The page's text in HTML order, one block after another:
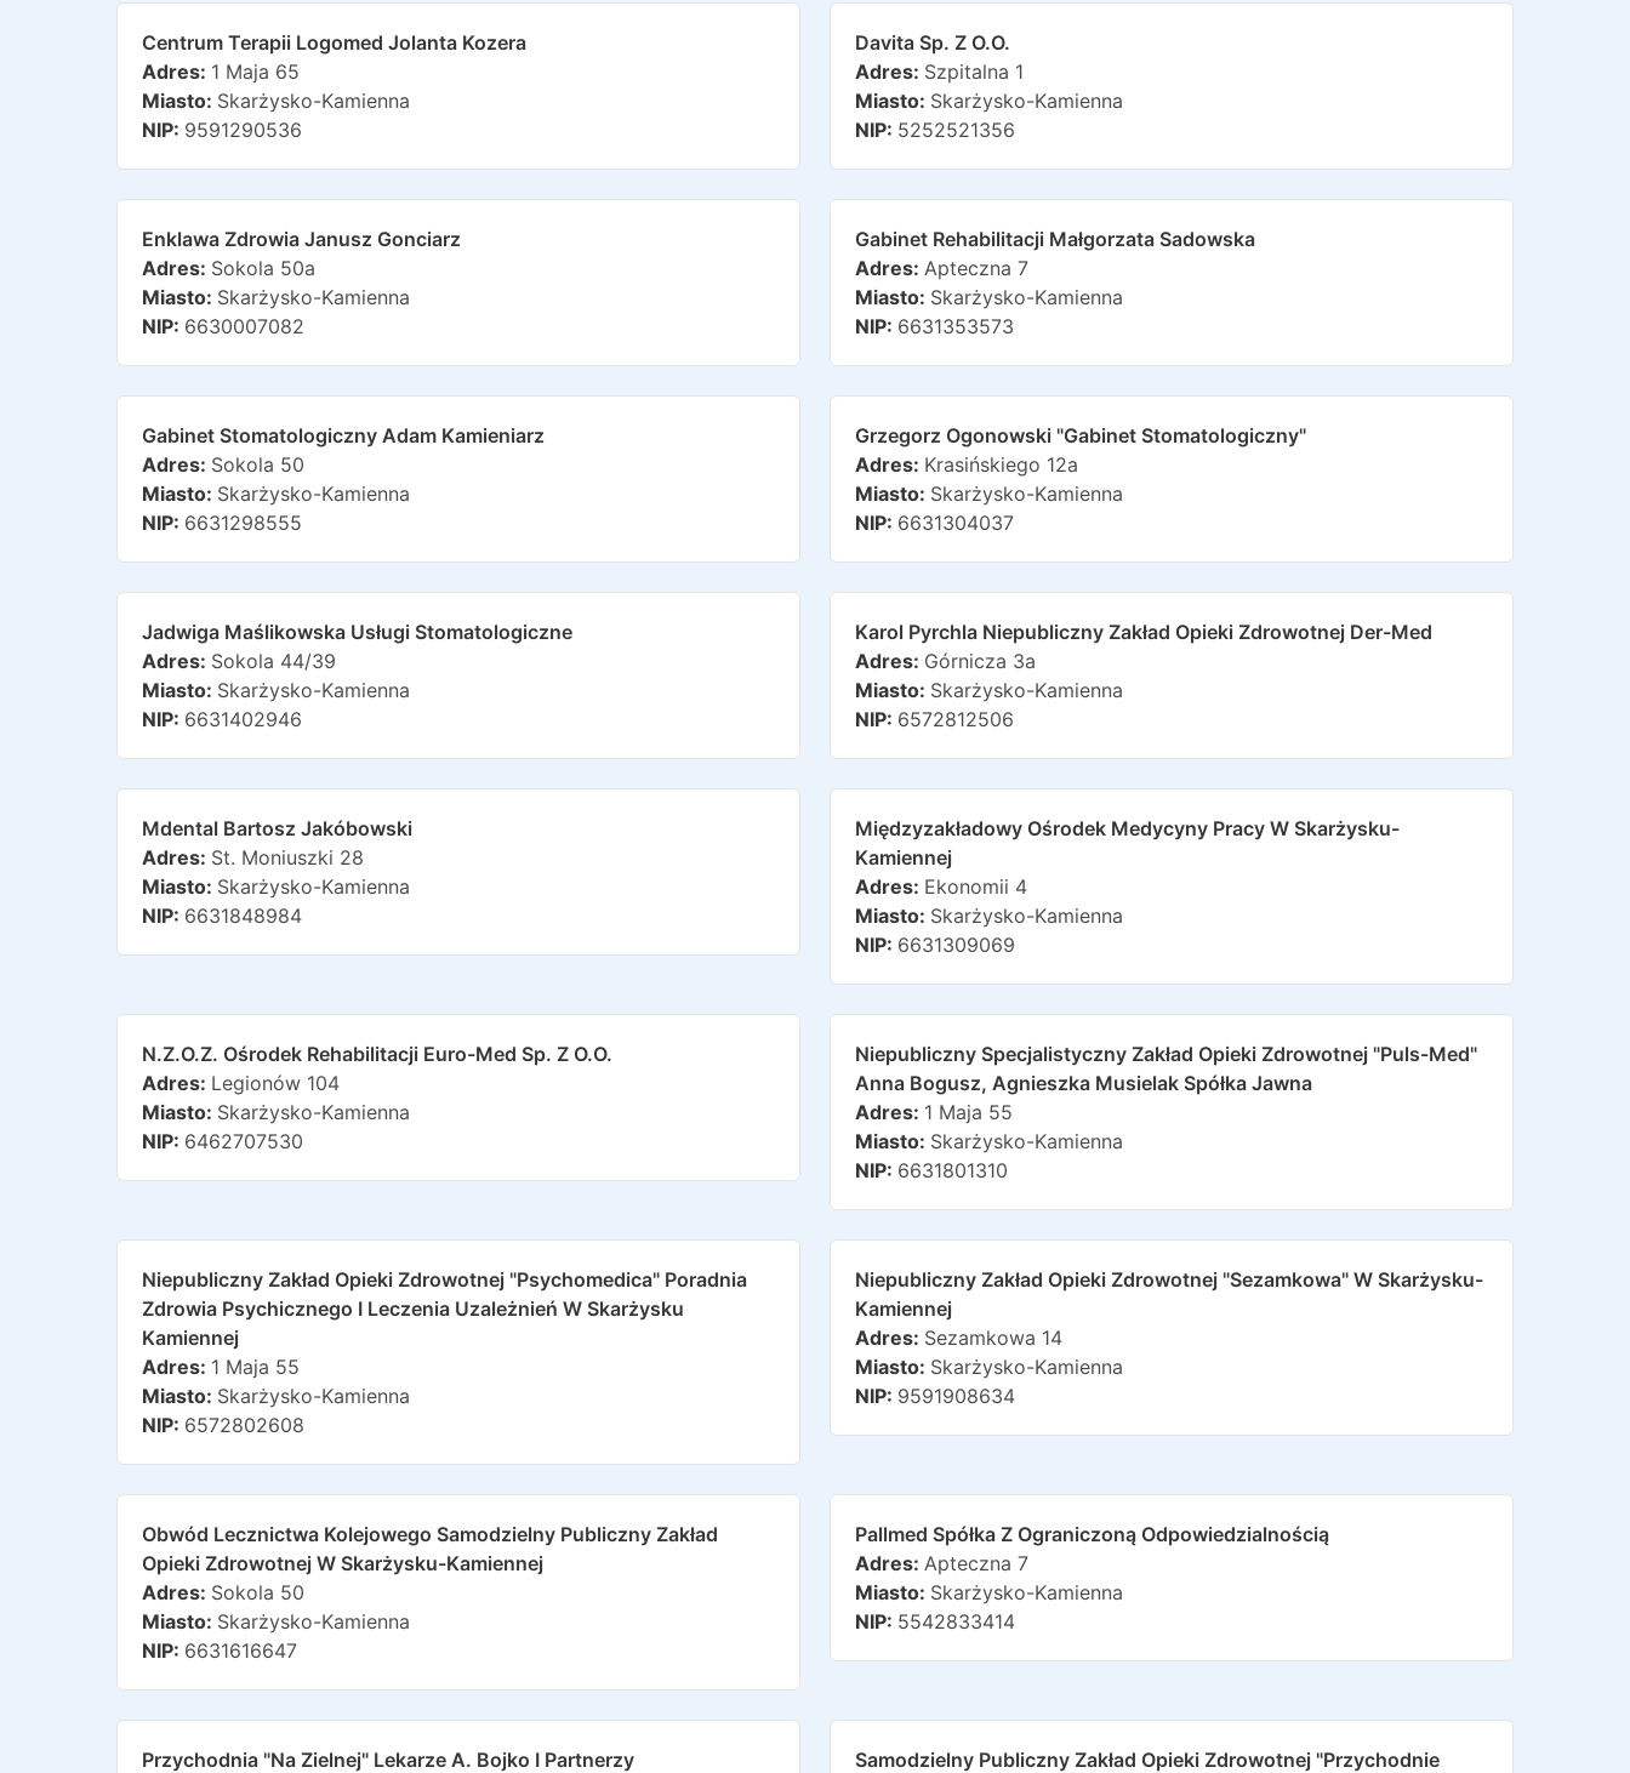
Centrum Terapii Logomed Jolanta Kozera
Adres: 1 Maja 65
Miasto: Skarżysko-Kamienna
NIP: 9591290536
Davita Sp. Z O.o.
Adres: Szpitalna 1
Miasto: Skarżysko-Kamienna
NIP: 5252521356
Enklawa Zdrowia Janusz Gonciarz
Adres: Sokola 50a
Miasto: Skarżysko-Kamienna
NIP: 6630007082
Gabinet Rehabilitacji Małgorzata Sadowska
Adres: Apteczna 7
Miasto: Skarżysko-Kamienna
NIP: 6631353573
Gabinet Stomatologiczny Adam Kamieniarz
Adres: Sokola 50
Miasto: Skarżysko-Kamienna
NIP: 6631298555
Grzegorz Ogonowski "gabinet Stomatologiczny"
Adres: Krasińskiego 12a
Miasto: Skarżysko-Kamienna
NIP: 6631304037
Jadwiga Maślikowska Usługi Stomatologiczne
Adres: Sokola 44/39
Miasto: Skarżysko-Kamienna
NIP: 6631402946
Karol Pyrchla Niepubliczny Zakład Opieki Zdrowotnej Der-Med
Adres: Górnicza 3a
Miasto: Skarżysko-Kamienna
NIP: 6572812506
Mdental Bartosz Jakóbowski
Adres: St. Moniuszki 28
Miasto: Skarżysko-Kamienna
NIP: 6631848984
Międzyzakładowy Ośrodek Medycyny Pracy W Skarżysku-
Kamiennej
Adres: Ekonomii 4
Miasto: Skarżysko-Kamienna
NIP: 6631309069
N.z.o.z. Ośrodek Rehabilitacji Euro-Med Sp. Z O.o.
Adres: Legionów 104
Miasto: Skarżysko-Kamienna
NIP: 6462707530
Niepubliczny Specjalistyczny Zakład Opieki Zdrowotnej "puls-Med"
Anna Bogusz, Agnieszka Musielak Spółka Jawna
Adres: 1 Maja 55
Miasto: Skarżysko-Kamienna
NIP: 6631801310
Niepubliczny Zakład Opieki Zdrowotnej "psychomedica" Poradnia
Zdrowia Psychicznego I Leczenia Uzależnień W Skarżysku
Kamiennej
Adres: 1 Maja 55
Miasto: Skarżysko-Kamienna
NIP: 6572802608
Niepubliczny Zakład Opieki Zdrowotnej "sezamkowa" W Skarżysku-
Kamiennej
Adres: Sezamkowa 14
Miasto: Skarżysko-Kamienna
NIP: 9591908634
Obwód Lecznictwa Kolejowego Samodzielny Publiczny Zakład
Opieki Zdrowotnej W Skarżysku-Kamiennej
Adres: Sokola 50
Miasto: Skarżysko-Kamienna
NIP: 6631616647
Pallmed Spółka Z Ograniczoną Odpowiedzialnością
Adres: Apteczna 7
Miasto: Skarżysko-Kamienna
NIP: 5542833414
Przychodnia "na Zielnej" Lekarze A. Bojko I Partnerzy
Samodzielny Publiczny Zakład Opieki Zdrowotnej "przychodnie